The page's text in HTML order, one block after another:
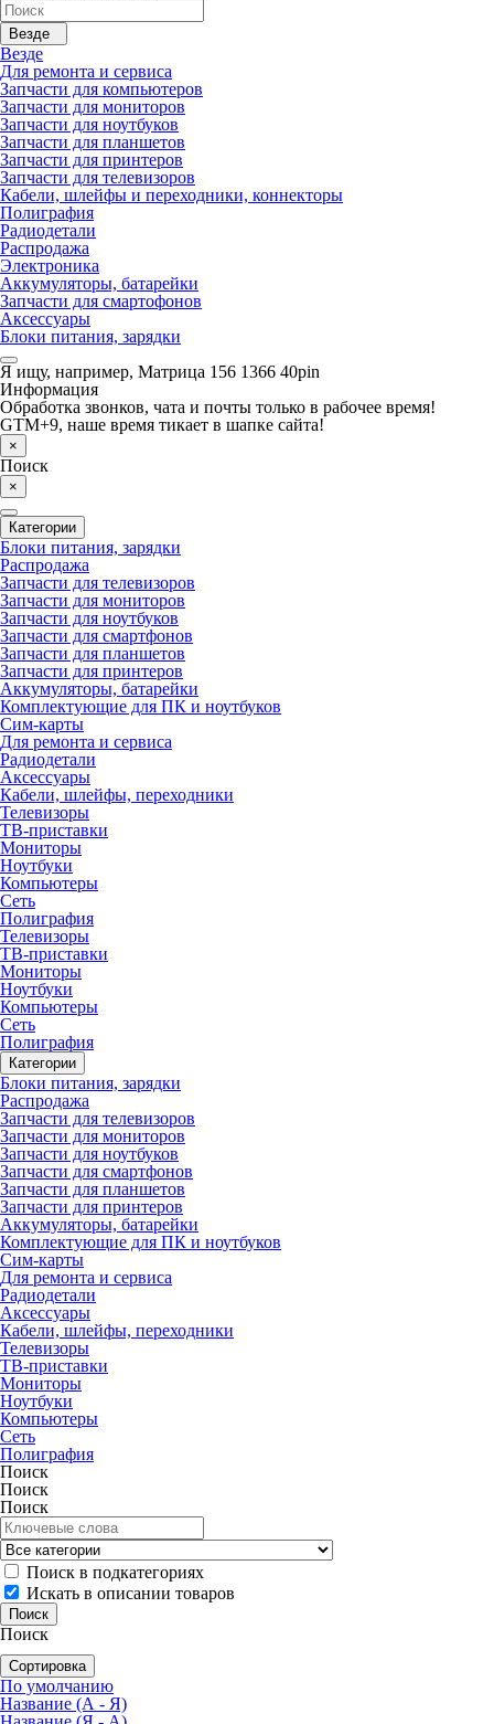
Везде
Везде
Для ремонта и сервиса
Запчасти для компьютеров
Запчасти для мониторов
Запчасти для ноутбуков
Запчасти для планшетов
Запчасти для принтеров
Запчасти для телевизоров
Кабели, шлейфы и переходники, коннекторы
Полиграфия
Радиодетали
Распродажа
Электроника
Аккумуляторы, батарейки
Запчасти для смартофонов
Аксессуары
Блоки питания, зарядки
Я ищу, например, Матрица 156 1366 40pin
Информация
Обработка звонков, чата и почты только в рабочее время!
GTM+9, наше время тикает в шапке сайта!
×
Поиск
×
Категории
Блоки питания, зарядки
Распродажа
Запчасти для телевизоров
Запчасти для мониторов
Запчасти для ноутбуков
Запчасти для смартфонов
Запчасти для планшетов
Запчасти для принтеров
Аккумуляторы, батарейки
Комплектующие для ПК и ноутбуков
Сим-карты
Для ремонта и сервиса
Радиодетали
Аксессуары
Кабели, шлейфы, переходники
Телевизоры
ТВ-приставки
Мониторы
Ноутбуки
Компьютеры
Сеть
Полиграфия
Телевизоры
ТВ-приставки
Мониторы
Ноутбуки
Компьютеры
Сеть
Полиграфия
Категории
Блоки питания, зарядки
Распродажа
Запчасти для телевизоров
Запчасти для мониторов
Запчасти для ноутбуков
Запчасти для смартфонов
Запчасти для планшетов
Запчасти для принтеров
Аккумуляторы, батарейки
Комплектующие для ПК и ноутбуков
Сим-карты
Для ремонта и сервиса
Радиодетали
Аксессуары
Кабели, шлейфы, переходники
Телевизоры
ТВ-приставки
Мониторы
Ноутбуки
Компьютеры
Сеть
Полиграфия
Поиск
Поиск
Поиск
Поиск в подкатегориях
Искать в описании товаров
Поиск
Сортировка
По умолчанию
Название (А - Я)